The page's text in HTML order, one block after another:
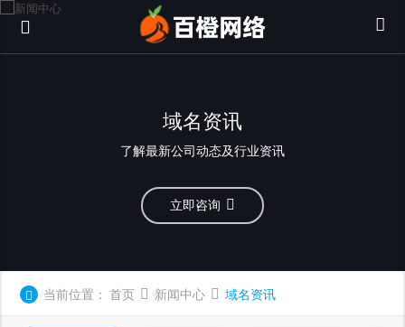
域名资讯
了解最新公司动态及行业资讯
立即咨询
当前位置： 首页 新闻中心 域名资讯